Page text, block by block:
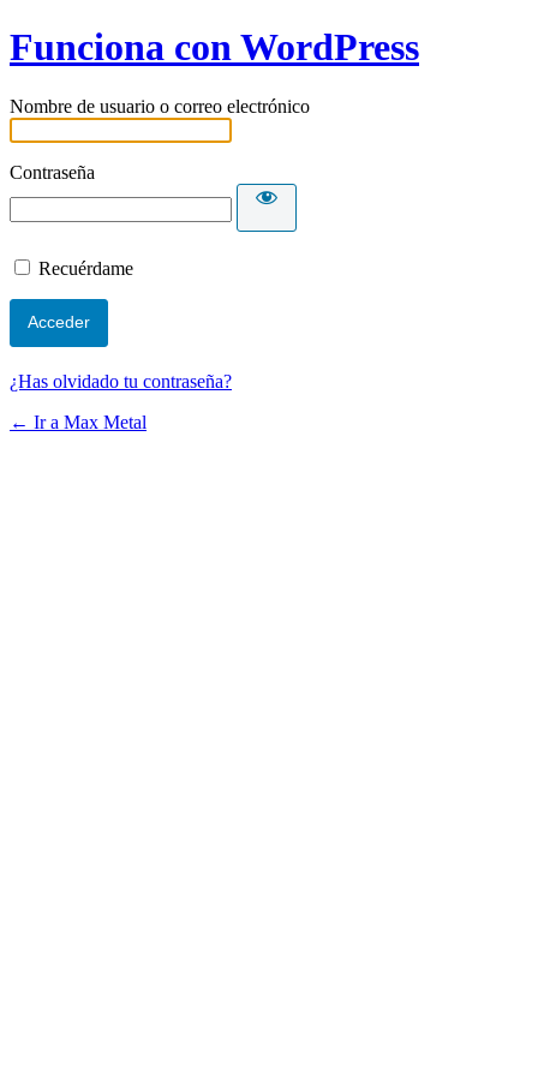
Funciona con WordPress
Nombre de usuario o correo electrónico
Contraseña
Recuérdame
¿Has olvidado tu contraseña?
← Ir a Max Metal